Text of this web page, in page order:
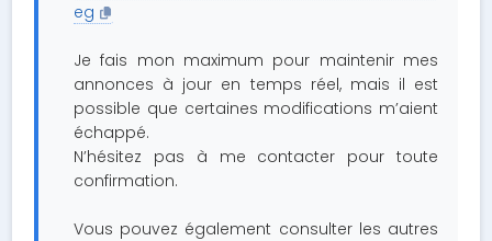
eg
Je fais mon maximum pour maintenir mes
annonces à jour en temps réel, mais il est
possible que certaines modifications m’aient
échappé.
N’hésitez pas à me contacter pour toute
confirmation.
Vous pouvez également consulter les autres